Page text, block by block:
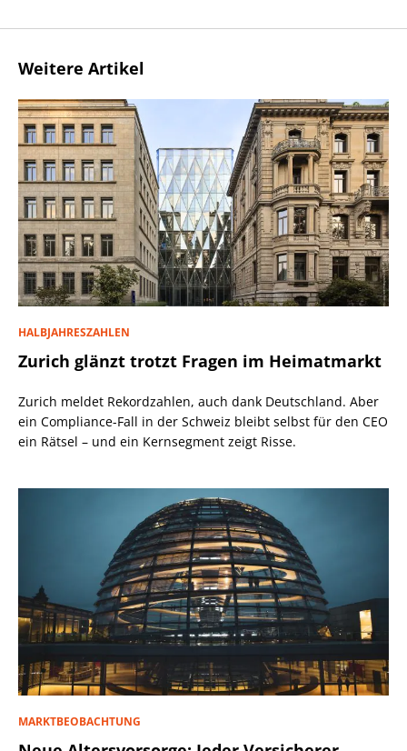
Weitere Artikel
HALBJAHRESZAHLEN
Zurich glänzt trotzt Fragen im Heimatmarkt
Zurich meldet Rekordzahlen, auch dank Deutschland. Aber
ein Compliance-Fall in der Schweiz bleibt selbst für den CEO
ein Rätsel – und ein Kernsegment zeigt Risse.
MARKTBEOBACHTUNG